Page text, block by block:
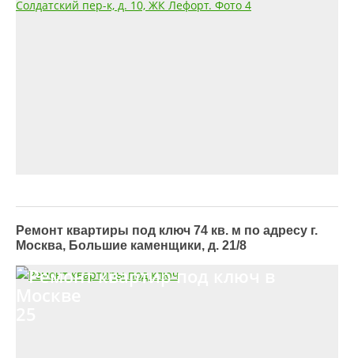
Ремонт квартиры под ключ 74 кв. м по адресу г.
Москва, Большие каменщики, д. 21/8